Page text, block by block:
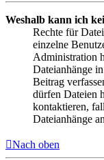
Weshalb kann ich
Rechte für
einzelne
Administration
Dateianhänge
Beitrag
dürfen Dateien
kontaktieren,
Dateianhänge
Nach oben